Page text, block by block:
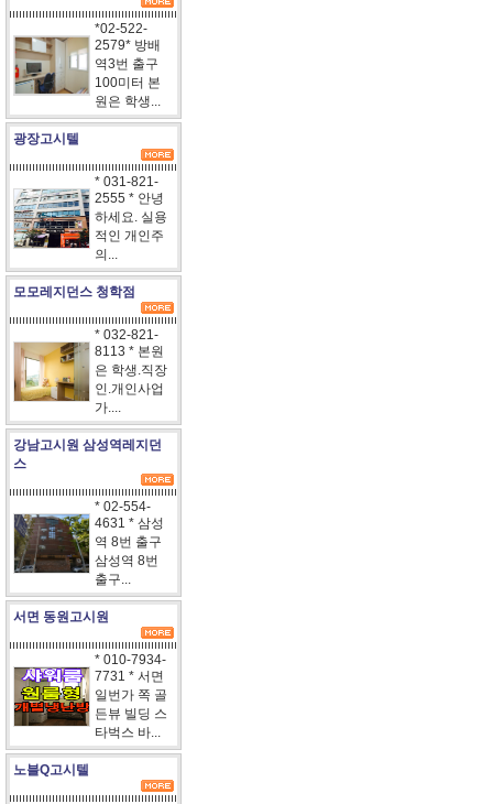
*02-522-
2579* 방배
역3번 출구
100미터 본
원은 학생...
광장고시텔
* 031-821-
2555 * 안녕
하세요. 실용
적인 개인주
의...
모모레지던스 청학점
* 032-821-
8113 * 본원
은 학생.직장
인.개인사업
가....
강남고시원 삼성역레지던
스
* 02-554-
4631 * 삼성
역 8번 출구
삼성역 8번
출구...
서면 동원고시원
* 010-7934-
7731 * 서면
일번가 쪽 골
든뷰 빌딩 스
타벅스 바...
노블Q고시텔